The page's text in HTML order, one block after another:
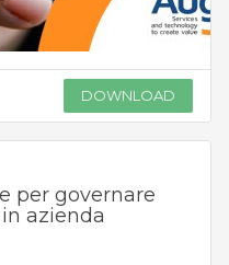
DOWNLOAD
per governare
azienda